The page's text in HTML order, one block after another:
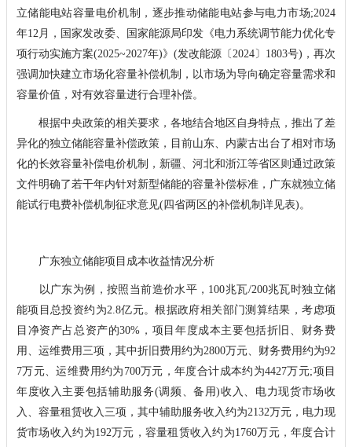
立储能电站容量电价机制，逐步推动储能电站参与电力市场;2024
年12月，国家发改委、国家能源局印发《电力系统调节能力优化专
项行动实施方案(2025~2027年)》(发改能源〔2024〕1803号)，再次
强调加快建立市场化容量补偿机制，以市场为导向确定容量需求和
容量价值，对有效容量进行合理补偿。
根据中央政策的相关要求，各地结合地区自身特点，推出了差
异化的独立储能容量补偿政策，目前山东、内蒙古出台了相对市场
化的长效容量补偿电价机制，新疆、河北和浙江等省区则通过政策
文件明确了若干年内针对新型储能的容量补偿标准，广东就独立储
能试行电费补偿机制征求意见(四省两区的补偿机制详见表)。
广东独立储能项目成本收益情况分析
以广东为例，按照当前造价水平，100兆瓦/200兆瓦时独立储
能项目总投资约为2.8亿元。根据政府相关部门测算结果，考虑项
目净资产占总资产的30%，项目年度成本主要包括折旧、财务费
用、运维费用三项，其中折旧费用约为2800万元、财务费用约为92
7万元、运维费用约为700万元，年度合计成本约为4427万元;项目
年度收入主要包括辅助服务(调频、备用)收入、电力现货市场收
入、容量租赁收入三项，其中辅助服务收入约为2132万元，电力现
货市场收入约为192万元，容量租赁收入约为1760万元，年度合计